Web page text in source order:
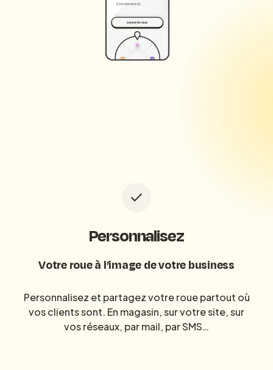
Personnalisez
Votre roue à l’image de votre business
Personnalisez et partagez votre roue partout où
vos clients sont. En magasin, sur votre site, sur
vos réseaux, par mail, par SMS…